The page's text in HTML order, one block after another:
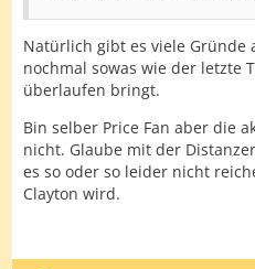
Natürlich gibt es viele Gründe
nochmal sowas wie der letzte
überlaufen bringt.
Bin selber Price Fan aber die
nicht. Glaube mit der
es so oder so leider nicht
Clayton wird.